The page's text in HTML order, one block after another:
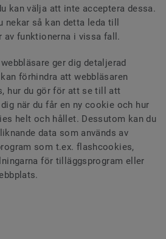
kan välja att inte acceptera dessa.
nekar så kan detta leda till
av funktionerna i vissa fall.
ger dig detaljerad
förhindra att webbläsaren
hur du gör för att se till att
när du får en ny cookie och hur
helt och hållet. Dessutom kan du
data som används av
som t.ex. flashcookies,
för tilläggsprogram eller